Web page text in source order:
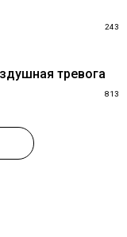
243
тревога
813